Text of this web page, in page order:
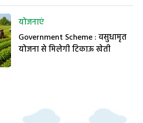
योजनाएं
Government Scheme : वसुधामृत
योजना से मिलेगी टिकाऊ खेती